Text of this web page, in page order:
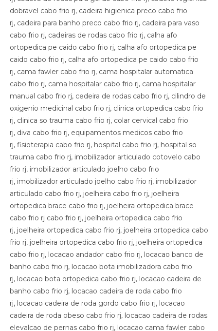
dobravel cabo frio rj, cadeira higienica preco cabo frio
rj, cadeira para banho preco cabo frio rj, cadeira para vaso
cabo frio rj, cadeiras de rodas cabo frio rj, calha afo
ortopedica pe caido cabo frio rj, calha afo ortopedica pe
caido cabo frio rj, calha afo ortopedica pe caido cabo frio
rj, cama fawler cabo frio rj, cama hospitalar automatica
cabo frio rj, cama hospitalar cabo frio rj, cama hospitalar
manual cabo frio rj, cedeira de rodas cabo frio rj, cilindro de
oxigenio medicinal cabo frio rj, clinica ortopedica cabo frio
rj, clinica so trauma cabo frio rj, colar cervical cabo frio
rj, diva cabo frio rj, equipamentos medicos cabo frio
rj, fisioterapia cabo frio rj, hospital cabo frio rj, hospital so
trauma cabo frio rj, imobilizador articulado cotovelo cabo
frio rj, imobilizador articulado joelho cabo frio
rj, imobilizador articulado joelho cabo frio rj, imobilizador
articulado cabo frio rj, joelheira cabo frio rj, joelheira
ortopedica brace cabo frio rj, joelheira ortopedica brace
cabo frio rj cabo frio rj, joelheira ortopedica cabo frio
rj, joelheira ortopedica cabo frio rj, joelheira ortopedica cabo
frio rj, joelheira ortopedica cabo frio rj, joelheira ortopedica
cabo frio rj, locacao andador cabo frio rj, locacao banco de
banho cabo frio rj, locacao bota imobilizadora cabo frio
rj, locacao bota ortopedica cabo frio rj, locacao cadeira de
banho cabo frio rj, locacao cadeira de roda cabo frio
rj, locacao cadeira de roda gordo cabo frio rj, locacao
cadeira de roda obeso cabo frio rj, locacao cadeira de rodas
elevalcao de pernas cabo frio rj, locacao cama fawler cabo